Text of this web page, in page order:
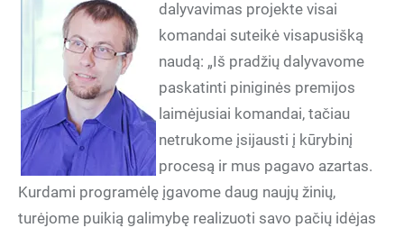
dalyvavimas projekte visai
komandai suteikė visapusišką
naudą: „Iš pradžių dalyvavome
paskatinti piniginės premijos
laimėjusiai komandai, tačiau
netrukome įsijausti į kūrybinį
procesą ir mus pagavo azartas.
Kurdami programėlę įgavome daug naujų žinių,
turėjome puikią galimybę realizuoti savo pačių idėjas